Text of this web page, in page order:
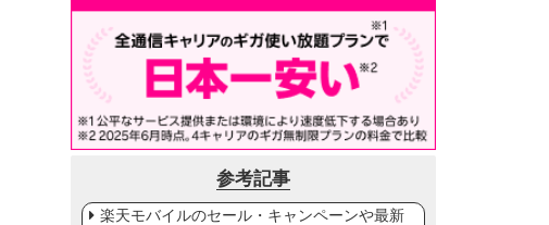
参考記事
楽天モバイルのセール・キャンペーンや最新